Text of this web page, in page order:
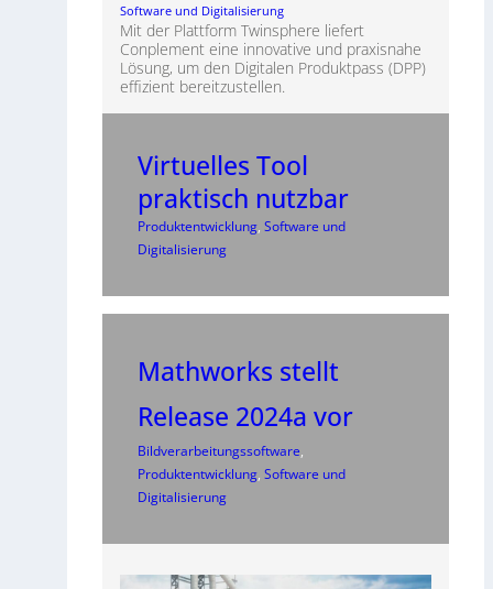
Software und Digitalisierung
Mit der Plattform Twinsphere liefert
Conplement eine innovative und praxisnahe
Lösung, um den Digitalen Produktpass (DPP)
effizient bereitzustellen.
Virtuelles Tool
praktisch nutzbar
Produktentwicklung, Software und
Digitalisierung
Mathworks stellt
Release 2024a vor
Bildverarbeitungssoftware
Produktentwicklung, Software und
Digitalisierung